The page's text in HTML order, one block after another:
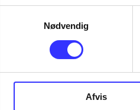
Nødvendig
Afvis